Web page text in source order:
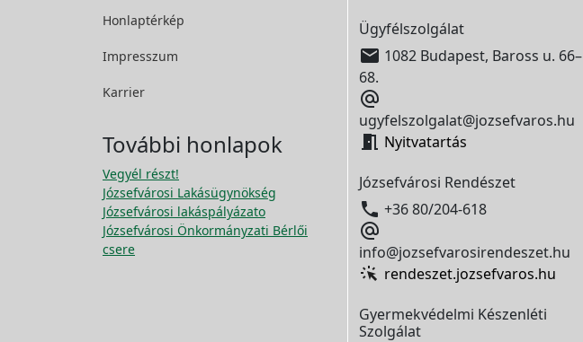
Honlaptérkép
Impresszum
Karrier
További honlapok
Vegyél részt!
Józsefvárosi Lakásügynökség
Józsefvárosi lakáspályázato
Józsefvárosi Önkormányzati Bérlői
csere
Ügyfélszolgálat
 1082 Budapest, Baross u. 66–
68.

ugyfelszolgalat@jozsefvaros.hu
 Nyitvatartás
Józsefvárosi Rendészet
 +36 80/204-618

info@jozsefvarosirendeszet.hu
rendeszet.jozsefvaros.hu
Gyermekvédelmi Készenléti
Szolgálat